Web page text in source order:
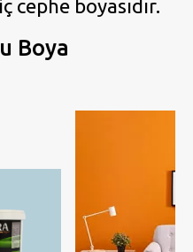
cephe boyasıdır.
Boya